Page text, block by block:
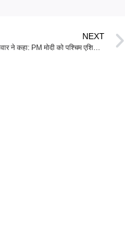
NEXT
पवार ने कहा: PM मोदी को पश्चिम एशिया संघर्ष के प्रभावों पर चर्चा के लिए सर्वदलीय बैठक बुलानी चाहिए